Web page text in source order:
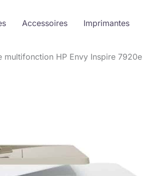
Accessoires Imprimantes
multifonction HP Envy Inspire